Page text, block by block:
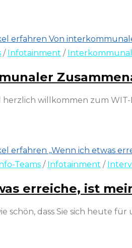
/ Infotainment /
herzlich willkommen zum
Teams / Infotainment /
erreiche, ist
schön, dass Sie sich heute